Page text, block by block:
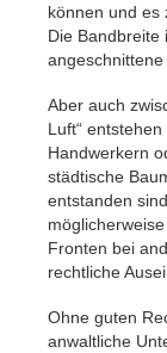
können und es
Die Bandbreite
angeschnittene
Aber auch
Luft“
Handwerkern
städtische
entstanden
Fronten bei
rechtliche
Ohne guten
anwaltliche